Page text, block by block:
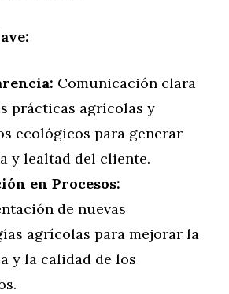
Comunicación clara
prácticas agrícolas y
ecológicos para generar
y lealtad del cliente.
en Procesos:
de nuevas
agrícolas para mejorar la
y la calidad de los